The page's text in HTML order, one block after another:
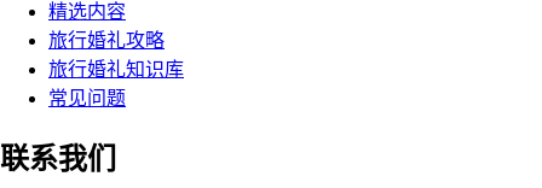
精选内容
旅行婚礼攻略
旅行婚礼知识库
常见问题
联系我们